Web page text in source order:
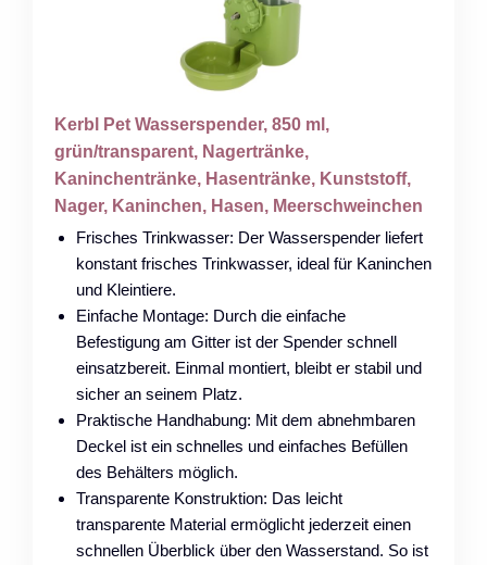
Kerbl Pet Wasserspender, 850 ml,
grün/transparent, Nagertränke,
Kaninchentränke, Hasentränke, Kunststoff,
Nager, Kaninchen, Hasen, Meerschweinchen
Frisches Trinkwasser: Der Wasserspender liefert
konstant frisches Trinkwasser, ideal für Kaninchen
und Kleintiere.
Einfache Montage: Durch die einfache
Befestigung am Gitter ist der Spender schnell
einsatzbereit. Einmal montiert, bleibt er stabil und
sicher an seinem Platz.
Praktische Handhabung: Mit dem abnehmbaren
Deckel ist ein schnelles und einfaches Befüllen
des Behälters möglich.
Transparente Konstruktion: Das leicht
transparente Material ermöglicht jederzeit einen
schnellen Überblick über den Wasserstand. So ist